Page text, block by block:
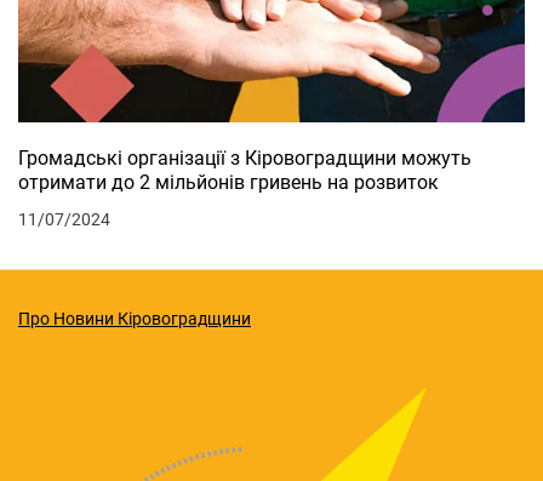
Громадські організації з Кіровоградщини можуть
отримати до 2 мільйонів гривень на розвиток
11/07/2024
Про Новини Кіровоградщини